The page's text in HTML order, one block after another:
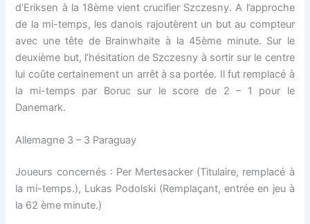
d’Eriksen à la 18ème vient crucifier Szczesny. A l’approche
de la mi-temps, les danois rajoutèrent un but au compteur
avec une tête de Brainwhaite à la 45ème minute. Sur le
deuxième but, l’hésitation de Szczesny à sortir sur le centre
lui coûte certainement un arrêt à sa portée. Il fut remplacé à
la mi-temps par Boruc sur le score de 2 – 1 pour le
Danemark.
Allemagne 3 – 3 Paraguay
Joueurs concernés : Per Mertesacker (Titulaire, remplacé à
la mi-temps.), Lukas Podolski (Remplaçant, entrée en jeu à
la 62 ème minute.)